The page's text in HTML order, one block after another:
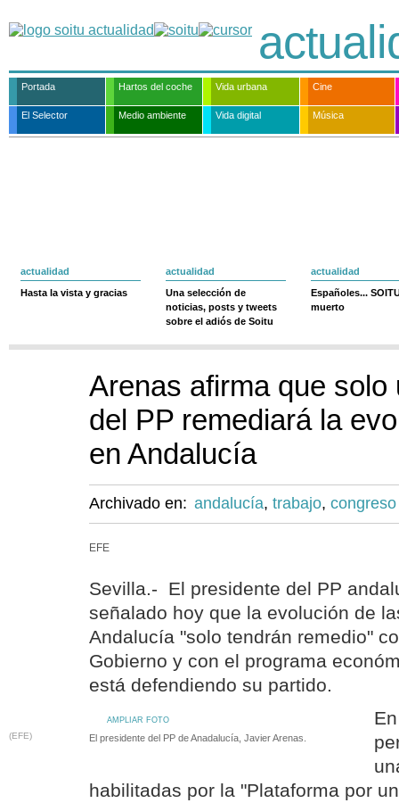
Portada Hartos del coche Vida urbana Cine
El Selector Medio ambiente Vida digital Música
actualidad
Hasta la vista y gracias
actualidad
Una selección de
noticias, posts y tweets
sobre el adiós de Soitu
actualidad
Españoles...
muerto
Arenas afirma que solo
del PP remediará la
en Andalucía
Archivado en: andalucía, trabajo,
EFE
Sevilla.- El presidente del PP
señalado hoy que la evolución de
Andalucía "solo tendrán remedio"
Gobierno y con el programa
está defendiendo su partido.
AMPLIAR FOTO
(EFE) El presidente del PP de Anadalucía, Javier Arenas.
habilitadas por la "Plataforma por